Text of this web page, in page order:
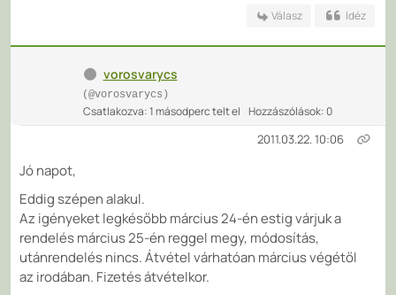
Válasz Idéz
vorosvarycs
(@vorosvarycs)
Csatlakozva: 1 másodperc telt el Hozzászólások: 0
2011.03.22. 10:06
Jó napot,
Eddig szépen alakul.
Az igényeket legkésőbb március 24-én estig várjuk a
rendelés március 25-én reggel megy, módosítás,
utánrendelés nincs. Átvétel várhatóan március végétől
az irodában. Fizetés átvételkor.